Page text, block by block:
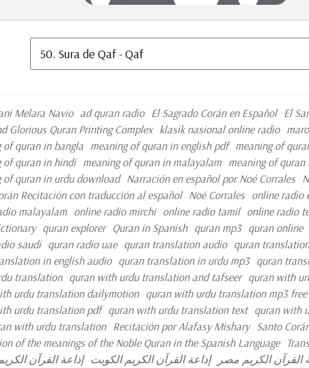
Melara Navio ad quran radio El Sagrado Corán en Español El
Glorious Quran Printing Complex klasik nasional online radio
of quran in bangla meaning of quran in english pdf meaning of
of quran in hindi meaning of quran in malayalam meaning of quran
of quran in urdu download Narración en español por Noé Corrales
Recitación con traducción al español Noé Corrales online radio
malayalam online radio mirchi online radio tamil online radio
quran explorer Quran in Spanish quran mp3 quran online
saudi quran radio uae quran translation audio quran
in english audio quran translation in urdu mp3 quran
translation quran with urdu translation and tafseer quran with
urdu translation dailymotion quran with urdu translation mp3
urdu translation pdf quran with urdu translation text quran with
with urdu translation Recitación por Alafasy Mishary Santo
of the meanings of the Noble Quran in the Spanish Language
إذاعة القرآن إذاعة القرآن الكريم الكويت
القرآن الكريم مصر